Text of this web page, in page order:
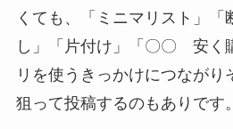
くても、「ミニマリスト」「
し」「片付け」「〇〇 安く
リを使うきっかけにつながり
狙って投稿するのもありです。